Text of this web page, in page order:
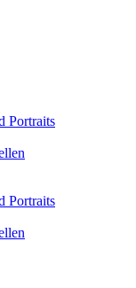
Portraits
Portraits